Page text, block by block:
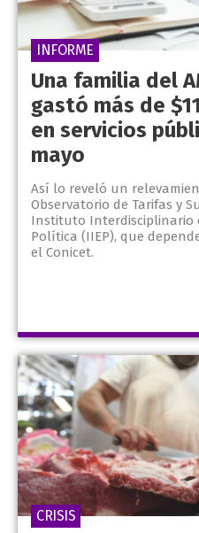
Una familia del
gastó más de
en servicios
mayo
Así lo reveló un
Observatorio de Tarifas y
Instituto Interdisciplinario
Política (IIEP), que
el Conicet.
INFORME
CRISIS